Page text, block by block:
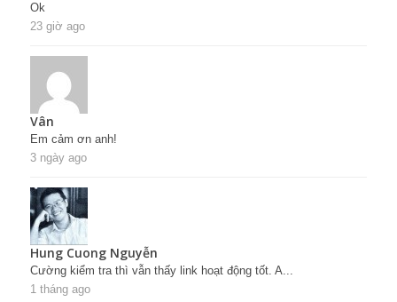
Ok
23 giờ ago
Vân
Em cảm ơn anh!
3 ngày ago
Hung Cuong Nguyễn
Cường kiểm tra thì vẫn thấy link hoạt động tốt. A...
1 tháng ago